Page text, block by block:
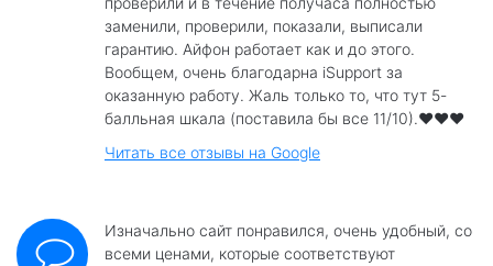
заменили, проверили, показали, выписали
гарантию. Айфон работает как и до этого.
Вообщем, очень благодарна iSupport за
оказанную работу. Жаль только то, что тут 5-
балльная шкала (поставила бы все 11/10).❤️❤️❤️
Читать все отзывы на Google
Изначально сайт понравился, очень удобный, со
всеми ценами, которые соответствуют